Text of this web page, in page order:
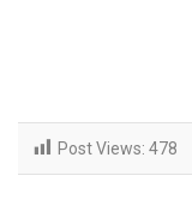
Post Views: 478